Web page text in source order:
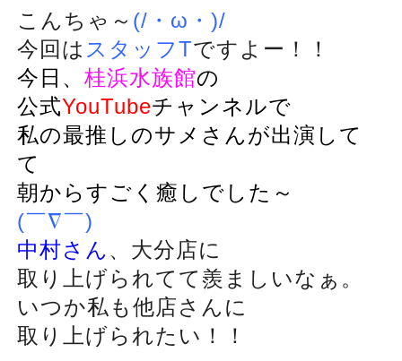
こんちゃ～ (/・ω・)/
今回は スタッフTですよー！！
今日、 桂浜水族館の
公式YouTubeチャンネルで
私の最推しのサメさんが出演して
て
朝からすごく癒しでした～
(￣∇￣)
中村さん 、大分店に
取り上げられてて羨ましいなぁ。
いつか私も他店さんに
取り上げられたい！！